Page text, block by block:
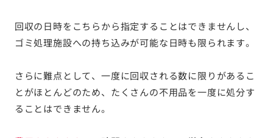
回収の日時をこちらから指定することはできませんし、
ゴミ処理施設への持ち込みが可能な日時も限られます。
さらに難点として、一度に回収される数に限りがあるこ
とがほとんどのため、たくさんの不用品を一度に処分す
ることはできません。